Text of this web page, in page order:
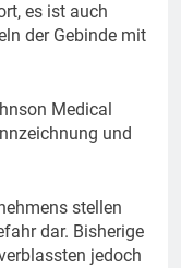
es ist auch
der Gebinde mit
Medical
und
stellen
dar. Bisherige
jedoch